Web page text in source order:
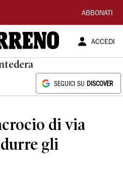
ABBONATI
ACCEDI
SEGUICI SU DISCOVER
di via
gli